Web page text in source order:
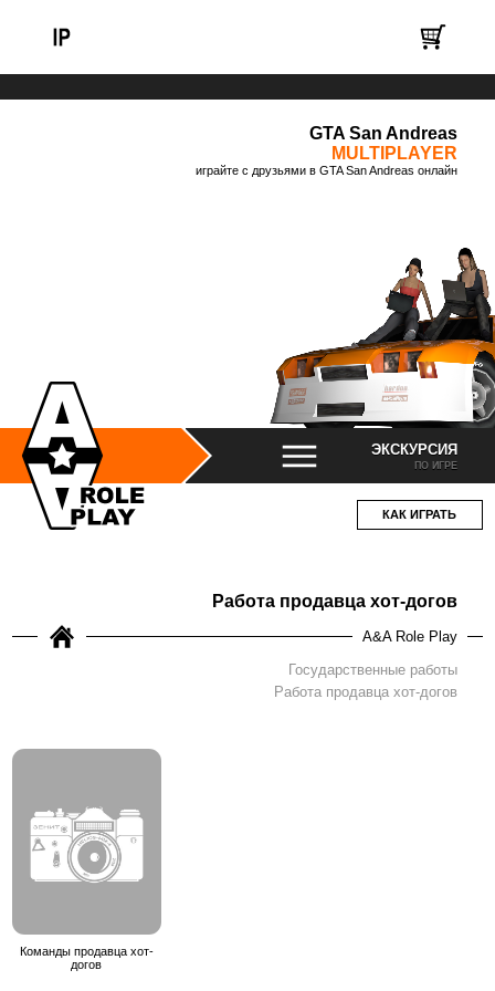
GTA San Andreas
MULTIPLAYER
играйте с друзьями в GTA San Andreas онлайн
ЭКСКУРСИЯ
ПО ИГРЕ
КАК ИГРАТЬ
Работа продавца хот-догов
A&A Role Play
Государственные работы
Работа продавца хот-догов
Команды продавца хот-
догов